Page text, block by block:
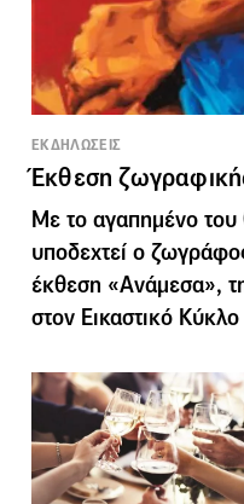
ΕΚΔΗΛΩΣΕΙΣ
Έκθεση
Με το αγαπημένο του
υποδεχτεί ο
έκθεση «Ανάμεσα»,
στον Εικαστικό